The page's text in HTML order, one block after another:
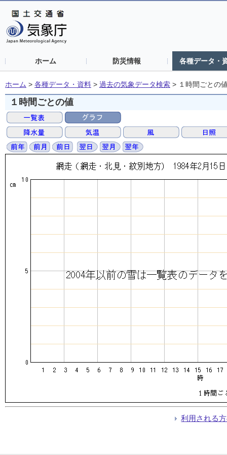
ホーム 防災情報 各種データ・
ホーム > 各種データ・資料 > 過去の気象データ検索 > １時間ごとの
１時間ごとの値
利用される